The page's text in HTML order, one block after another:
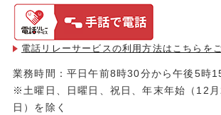
電話リレーサービスの利用方法は こちらを
業務時間：平日午前8時30分から午後5時
※土曜日、日曜日、祝日、年末年始（12
日）を除く